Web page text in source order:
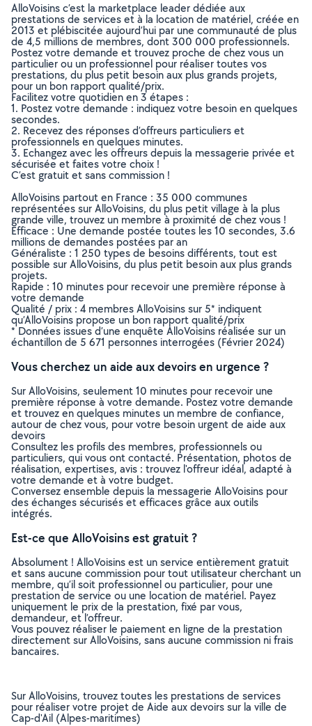
AlloVoisins c’est la marketplace leader dédiée aux
prestations de services et à la location de matériel, créée en
2013 et plébiscitée aujourd’hui par une communauté de plus
de 4,5 millions de membres, dont 300 000 professionnels.
Postez votre demande et trouvez proche de chez vous un
particulier ou un professionnel pour réaliser toutes vos
prestations, du plus petit besoin aux plus grands projets,
pour un bon rapport qualité/prix.
Facilitez votre quotidien en 3 étapes :
1. Postez votre demande : indiquez votre besoin en quelques
secondes.
2. Recevez des réponses d’offreurs particuliers et
professionnels en quelques minutes.
3. Echangez avec les offreurs depuis la messagerie privée et
sécurisée et faites votre choix !
C’est gratuit et sans commission !
AlloVoisins partout en France : 35 000 communes
représentées sur AlloVoisins, du plus petit village à la plus
grande ville, trouvez un membre à proximité de chez vous !
Efficace : Une demande postée toutes les 10 secondes, 3.6
millions de demandes postées par an
Généraliste : 1 250 types de besoins différents, tout est
possible sur AlloVoisins, du plus petit besoin aux plus grands
projets.
Rapide : 10 minutes pour recevoir une première réponse à
votre demande
Qualité / prix : 4 membres AlloVoisins sur 5* indiquent
qu’AlloVoisins propose un bon rapport qualité/prix
* Données issues d’une enquête AlloVoisins réalisée sur un
échantillon de 5 671 personnes interrogées (Février 2024)
Vous cherchez un aide aux devoirs en urgence ?
Sur AlloVoisins, seulement 10 minutes pour recevoir une
première réponse à votre demande. Postez votre demande
et trouvez en quelques minutes un membre de confiance,
autour de chez vous, pour votre besoin urgent de aide aux
devoirs
Consultez les profils des membres, professionnels ou
particuliers, qui vous ont contacté. Présentation, photos de
réalisation, expertises, avis : trouvez l'offreur idéal, adapté à
votre demande et à votre budget.
Conversez ensemble depuis la messagerie AlloVoisins pour
des échanges sécurisés et efficaces grâce aux outils
intégrés.
Est-ce que AlloVoisins est gratuit ?
Absolument ! AlloVoisins est un service entièrement gratuit
et sans aucune commission pour tout utilisateur cherchant un
membre, qu’il soit professionnel ou particulier, pour une
prestation de service ou une location de matériel. Payez
uniquement le prix de la prestation, fixé par vous,
demandeur, et l’offreur.
Vous pouvez réaliser le paiement en ligne de la prestation
directement sur AlloVoisins, sans aucune commission ni frais
bancaires.
Sur AlloVoisins, trouvez toutes les prestations de services
pour réaliser votre projet de Aide aux devoirs sur la ville de
Cap-d'Ail (Alpes-maritimes)